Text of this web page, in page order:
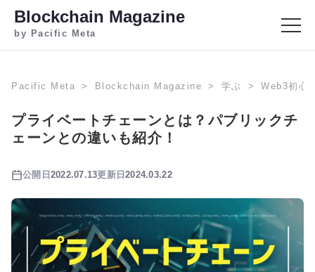
Blockchain Magazine
by Pacific Meta
Pacific Meta Blockchain Magazine 学ぶ Web3初心
プライベートチェーンとは？パブリックチ
ェーンとの違いも紹介！
公開日 2022.07.13更新日2024.03.22